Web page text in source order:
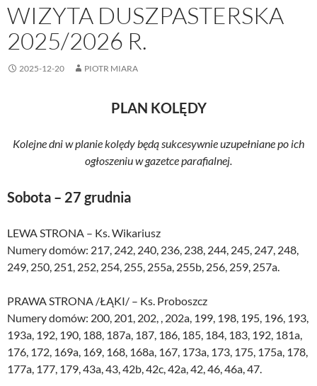
WIZYTA DUSZPASTERSKA
2025/2026 R.
2025-12-20 PIOTR MIARA
PLAN KOLĘDY
Kolejne dni w planie kolędy będą sukcesywnie uzupełniane po ich
ogłoszeniu w gazetce parafialnej.
Sobota – 27 grudnia
LEWA STRONA – Ks. Wikariusz
Numery domów: 217, 242, 240, 236, 238, 244, 245, 247, 248,
249, 250, 251, 252, 254, 255, 255a, 255b, 256, 259, 257a.
PRAWA STRONA /ŁĄKI/ – Ks. Proboszcz
Numery domów: 200, 201, 202, , 202a, 199, 198, 195, 196, 193,
193a, 192, 190, 188, 187a, 187, 186, 185, 184, 183, 192, 181a,
176, 172, 169a, 169, 168, 168a, 167, 173a, 173, 175, 175a, 178,
177a, 177, 179, 43a, 43, 42b, 42c, 42a, 42, 46, 46a, 47.